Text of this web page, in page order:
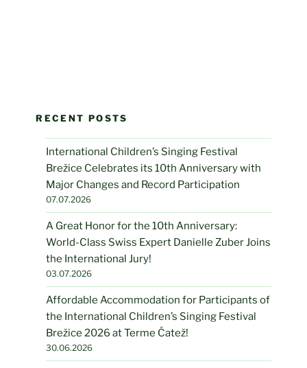
RECENT POSTS
International Children’s Singing Festival
Brežice Celebrates its 10th Anniversary with
Major Changes and Record Participation
07.07.2026
A Great Honor for the 10th Anniversary:
World-Class Swiss Expert Danielle Zuber Joins
the International Jury!
03.07.2026
Affordable Accommodation for Participants of
the International Children’s Singing Festival
Brežice 2026 at Terme Čatež!
30.06.2026